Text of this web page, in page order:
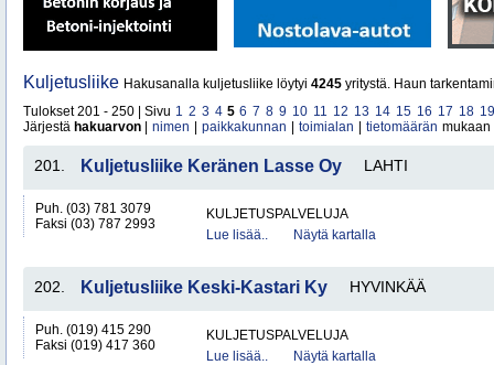
Kuljetusliike Hakusanalla kuljetusliike löytyi 4245 yritystä. Haun
Tulokset 201 - 250 | Sivu 1 2 3 4 5 6 7 8 9 10 11 12 13 14 15 16 17 18 19
Järjestä hakuarvon nimen paikkakunnan toimialan tietomäärän mukaan
201. Kuljetusliike Keränen Lasse Oy LAHTI
Puh. (03) 781 3079
Faksi (03) 787 2993
KULJETUSPALVELUJA
Lue lisää..
Näytä kartalla
202. Kuljetusliike Keski-Kastari Ky HYVINKÄÄ
Puh. (019) 415 290
Faksi (019) 417 360
KULJETUSPALVELUJA
Lue lisää..
Näytä kartalla